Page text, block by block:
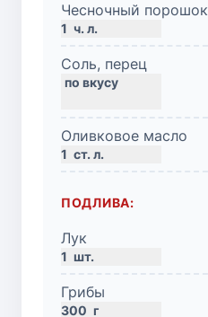
Чесночный порошок
1 ч. л.
Соль, перец
Оливковое масло
1 ст. л.
ПОДЛИВА:
Лук
1 шт.
Грибы
300 г